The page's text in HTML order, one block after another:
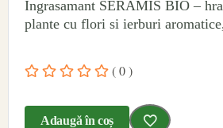
Ingrasamant SERAMIS BIO –
plante cu flori si ierburi
( 0 )
Adaugă în coș